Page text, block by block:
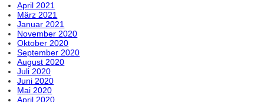
April 2021
März 2021
Januar 2021
November 2020
Oktober 2020
September 2020
August 2020
Juli 2020
Juni 2020
Mai 2020
April 2020